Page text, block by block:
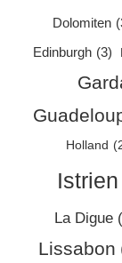
Dolomiten
Edinburgh (3)
Holland
Istrien
La Digue
Lissabon